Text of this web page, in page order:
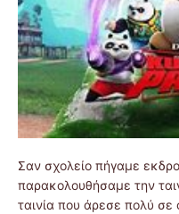
Σαν σχολείο πήγαμε
παρακολουθήσαμε την
ταινία που άρεσε πολύ σε